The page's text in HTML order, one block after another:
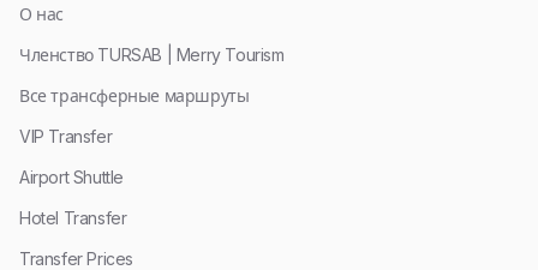
О нас
Членство TURSAB | Merry Tourism
Все трансферные маршруты
VIP Transfer
Airport Shuttle
Hotel Transfer
Transfer Prices